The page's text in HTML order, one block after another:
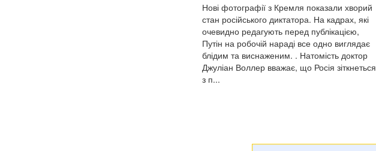
Нові фотографії з Кремля показали хворий
стан російського диктатора. На кадрах, які
очевидно редагують перед публікацією,
Путін на робочій нараді все одно виглядає
блідим та виснаженим. . Натомість доктор
Джуліан Воллер вважає, що Росія зіткнеться
з п...